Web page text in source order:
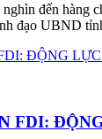
đến hàng
đạo UBND
FDI: